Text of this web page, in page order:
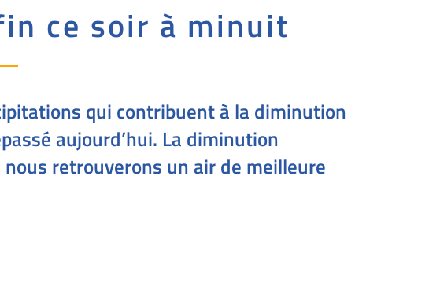
ce soir à minuit
qui contribuent à la diminution
aujourd’hui. La diminution
retrouverons un air de meilleure